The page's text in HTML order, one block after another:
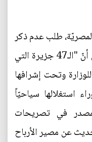
طلب عدم ذكر
اسمه لأنّه غير مخوّل بالتصريح، إلى أنّ "الـ47 جزيرة التي
وتحت إشرافها
استغلالها سياحيّاً
في تصريحات
عن مصير الأرباح